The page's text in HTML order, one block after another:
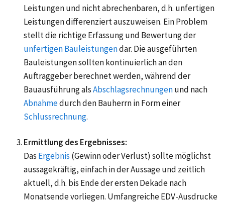
Leistungen und nicht abrechenbaren, d.h. unfertigen
Leistungen differenziert auszuweisen. Ein Problem
stellt die richtige Erfassung und Bewertung der
unfertigen Bauleistungendar. Die ausgeführten
Bauleistungen sollten kontinuierlich an den
Auftraggeber berechnet werden, während der
Bauausführung alsAbschlagsrechnungenund nach
Abnahmedurch den Bauherrn in Form einer
Schlussrechnung.
Ermittlung des Ergebnisses:
Das Ergebnis (Gewinn oder Verlust) sollte möglichst
aussagekräftig, einfach in der Aussage und zeitlich
aktuell, d.h. bis Ende der ersten Dekade nach
Monatsende vorliegen. Umfangreiche EDV-Ausdrucke